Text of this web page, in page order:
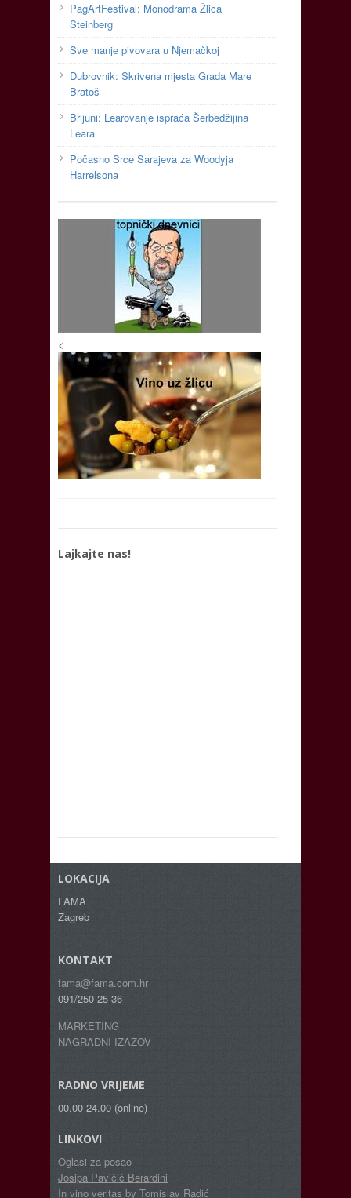
PagArtFestival: Monodrama Žlica
Steinberg
Sve manje pivovara u Njemačkoj
Dubrovnik: Skrivena mjesta Grada Mare
Bratoš
Brijuni: Learovanje ispraća Šerbedžijina
Leara
Počasno Srce Sarajeva za Woodyja
Harrelsona
<
Lajkajte nas!
LOKACIJA
FAMA
Zagreb
KONTAKT
fama@fama.com.hr
091/250 25 36
MARKETING
NAGRADNI IZAZOV
RADNO VRIJEME
00.00-24.00 (online)
LINKOVI
Oglasi za posao
Josipa Pavičić Berardini
In vino veritas by Tomislav Radić